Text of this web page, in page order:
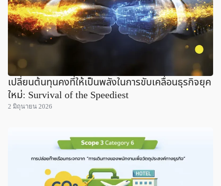
เปลี่ยนต้นทุนคงที่ให้เป็นพลังในการขับเคลื่อนธุรกิจยุค
ใหม่: Survival of the Speediest
2 มิถุนายน 2026